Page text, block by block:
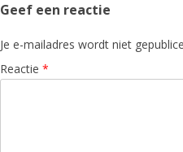
Geef een reactie
Je e-mailadres wordt niet
Reactie *